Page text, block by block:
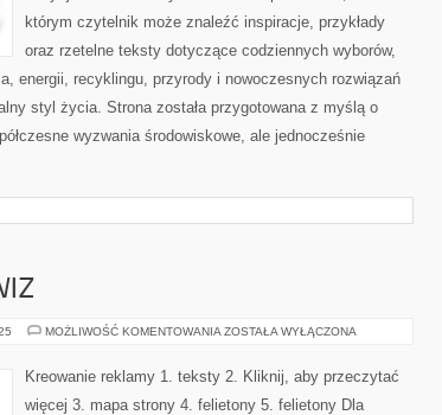
którym czytelnik może znaleźć inspiracje, przykłady
oraz rzetelne teksty dotyczące codziennych wyborów,
energii, recyklingu, przyrody i nowoczesnych rozwiązań
styl życia. Strona została przygotowana z myślą o
wyzwania środowiskowe, ale jednocześnie
MOŻLIWOŚĆ KOMENTOWANIA POŻYCZANIE
ZOSTAŁA WYŁĄCZONA
Kreowanie reklamy 1. teksty 2. Kliknij, aby przeczytać
więcej 3. mapa strony 4. felietony 5. felietony Dla